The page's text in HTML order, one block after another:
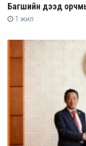
Багшийн дээд
1 жил